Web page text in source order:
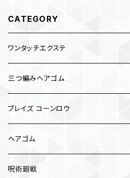
CATEGORY
ワンタッチエクステ
三つ編みヘアゴム
ブレイズ コーンロウ
ヘアゴム
呪術廻戦